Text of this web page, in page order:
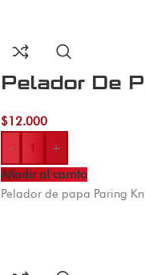
Pelador De
$12.000
-
+
Añadir al carrito
Pelador de papa Paring